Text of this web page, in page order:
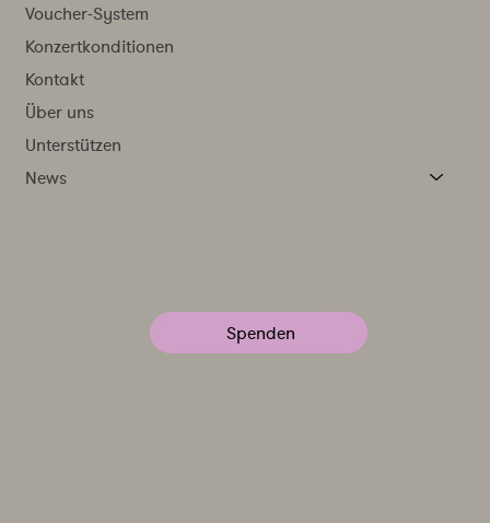
Voucher-System
Konzertkonditionen
Kontakt
Über uns
Unterstützen
News
Spenden